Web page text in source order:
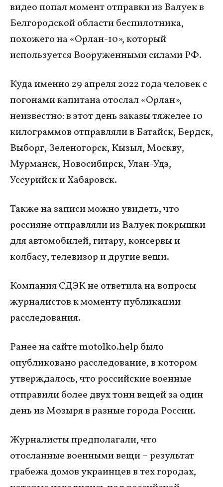
видео попал момент отправки из Валуек в
Белгородской области беспилотника,
похожего на «Орлан-10», который
используется Вооруженными силами РФ.
Куда именно 29 апреля 2022 года человек с
погонами капитана отослал «Орлан»,
неизвестно: в этот день заказы тяжелее 10
килограммов отправляли в Батайск, Бердск,
Выборг, Зеленогорск, Кызыл, Москву,
Мурманск, Новосибирск, Улан-Удэ,
Уссурийск и Хабаровск.
Также на записи можно увидеть, что
россияне отправляли из Валуек покрышки
для автомобилей, гитару, консервы и
колбасу, телевизор и другие вещи.
Компания СДЭК не ответила на вопросы
журналистов к моменту публикации
расследования.
Ранее на сайте motolko.help было
опубликовано расследование, в котором
утверждалось, что российские военные
отправили более двух тонн вещей за один
день из Мозыря в разные города России.
Журналисты предполагали, что
отосланные военными вещи – результат
грабежа домов украинцев в тех городах,